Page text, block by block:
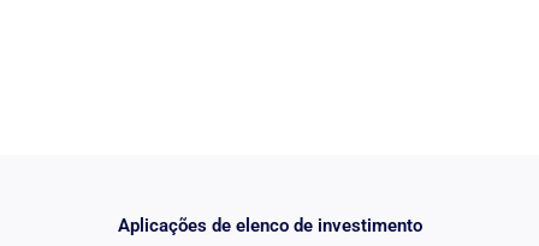
Aplicações de elenco de investimento